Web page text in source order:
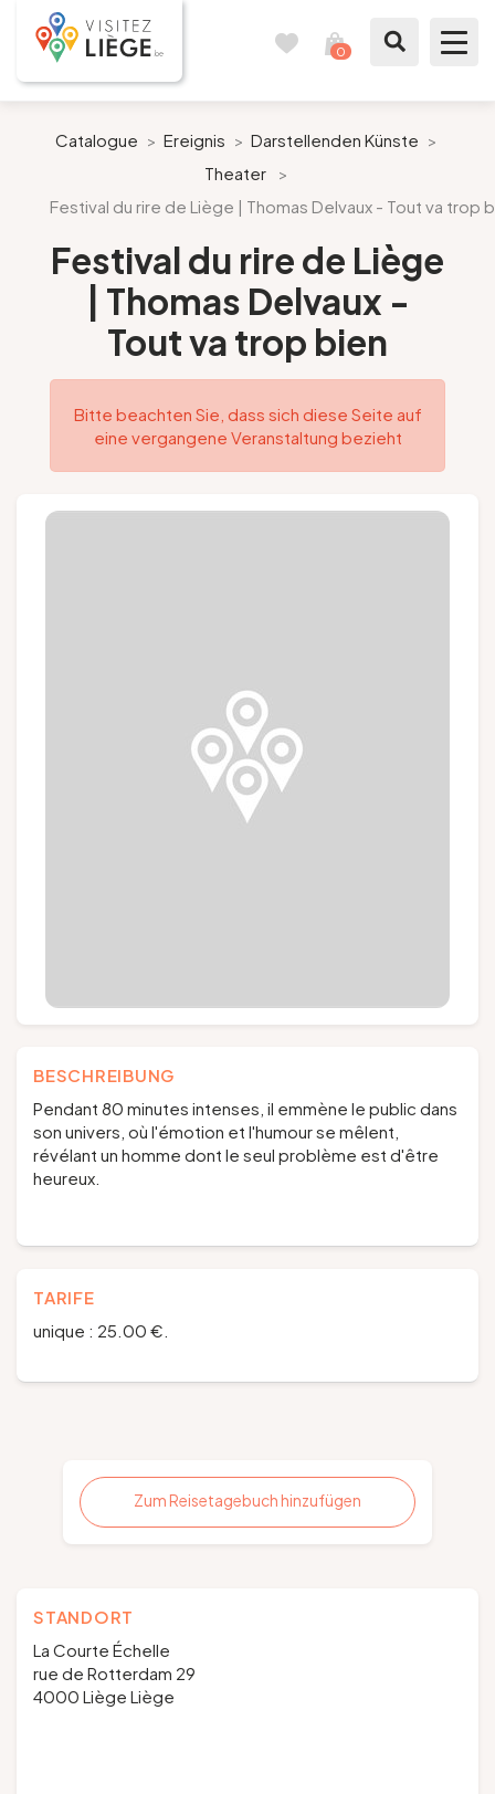
0
Wie ein Bürger von Lüttich
Meinen Aufenthalt vorbereiten
Unsere Vorschläge
Stadt Lüttich
Agenda
Presse
Catalogue > Ereignis > Darstellenden Künste >
Theater
>
Festival du rire de Liège | Thomas Delvaux - Tout va trop
Festival du rire de Liège
| Thomas Delvaux -
Tout va trop bien
Bitte beachten Sie, dass sich diese Seite auf
eine vergangene Veranstaltung bezieht
BESCHREIBUNG
Pendant 80 minutes intenses, il emmène le public dans
son univers, où l'émotion et l'humour se mêlent,
révélant un homme dont le seul problème est d'être
heureux.
TARIFE
unique : 25.00 €.
Zum Reisetagebuch hinzufügen
STANDORT
La Courte Échelle
rue de Rotterdam 29
4000 Liège Liège